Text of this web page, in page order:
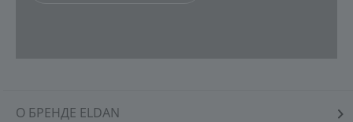
О БРЕНДЕ ELDAN